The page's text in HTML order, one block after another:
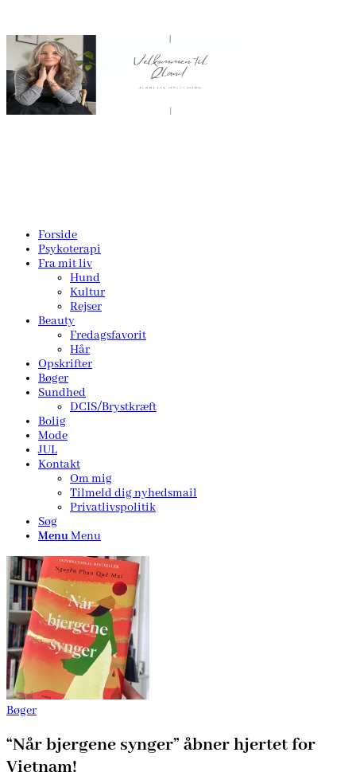
Forside
Psykoterapi
Fra mit liv
Hund
Kultur
Rejser
Beauty
Fredagsfavorit
Hår
Opskrifter
Bøger
Sundhed
DCIS/Brystkræft
Bolig
Mode
JUL
Kontakt
Om mig
Tilmeld dig nyhedsmail
Privatlivspolitik
Søg
MenuMenu
Bøger
“Når bjergene synger” åbner hjertet for
Vietnam!